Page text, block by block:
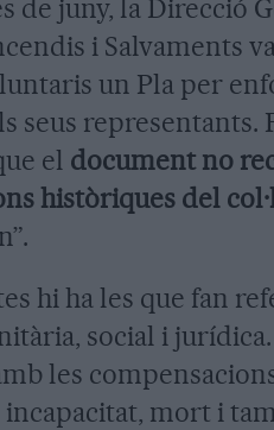
de juny, la Direcció
i Salvaments
un Pla per
seus representants.
el document no
històriques del
hi ha les que fan
social i
les
incapacitat, mort i